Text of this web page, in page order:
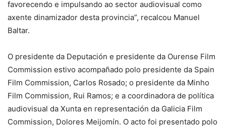
favorecendo e impulsando ao sector audiovisual como
axente dinamizador desta provincia”, recalcou Manuel
Baltar.
O presidente da Deputación e presidente da Ourense Film
Commission estivo acompañado polo presidente da Spain
Film Commission, Carlos Rosado; o presidente da Minho
Film Commission, Rui Ramos; e a coordinadora de política
audiovisual da Xunta en representación da Galicia Film
Commission, Dolores Meijomín. O acto foi presentado polo